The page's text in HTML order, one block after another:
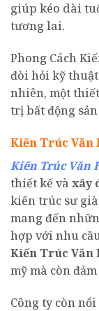
giúp kéo dài
tương lai.
Phong Cách
đòi hỏi kỹ
nhiên, một
trị bất động
Kiến Trúc Văn
Kiến Trúc Văn
thiết kế và xây
kiến trúc sư
mang đến
hợp với nhu
Kiến Trúc Văn
mỹ mà còn
Công ty còn